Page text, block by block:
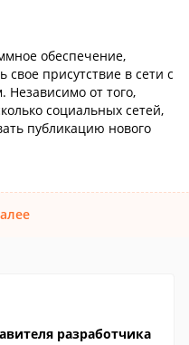
обеспечение,
присутствие в сети с
от того,
социальных сетей,
публикацию нового
разработчика